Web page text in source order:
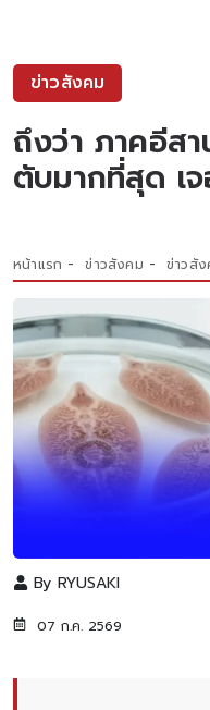
ข่าวสังคม
ถึงว่า ภาคอีส
ตับมากที่สุด เ
หน้าแรก ข่าวสังคม ข่าวสั
By RYUSAKI
07 ก.ค. 2569